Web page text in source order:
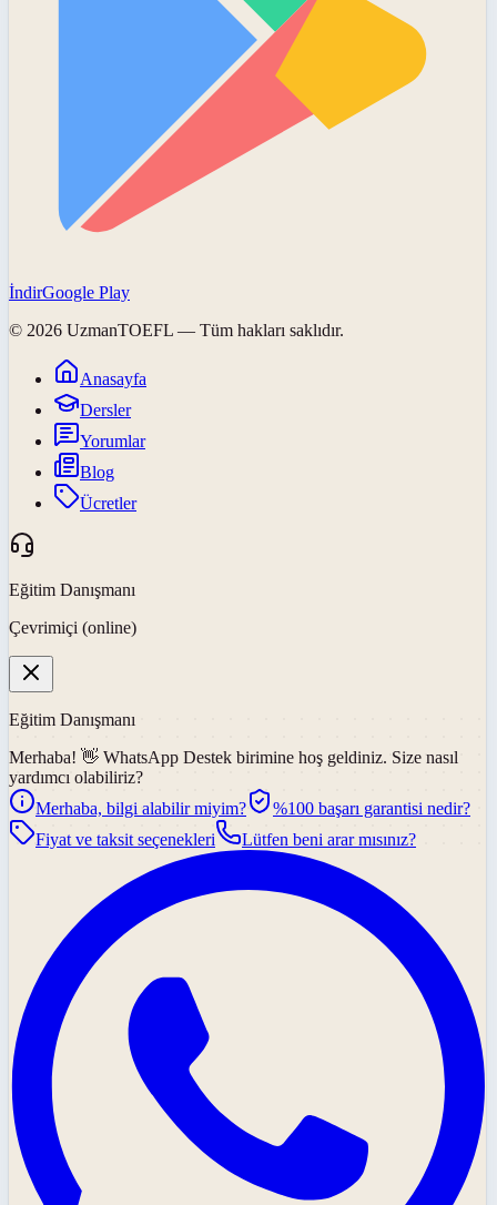
İndirGoogle Play
© 2026 UzmanTOEFL — Tüm hakları saklıdır.
Anasayfa
Dersler
Yorumlar
Blog
Ücretler
Eğitim Danışmanı
Çevrimiçi (online)
Eğitim Danışmanı
Merhaba! 👋 WhatsApp Destek birimine hoş geldiniz. Size nasıl
yardımcı olabiliriz?
Merhaba, bilgi alabilir miyim?
%100 başarı garantisi nedir?
Fiyat ve taksit seçenekleri
Lütfen beni arar mısınız?